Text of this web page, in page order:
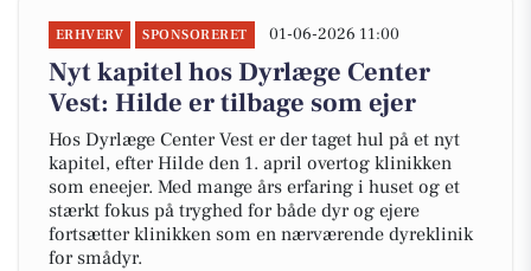
ERHVERV SPONSORERET 01-06-2026 11:00
Nyt kapitel hos Dyrlæge Center
Vest: Hilde er tilbage som ejer
Hos Dyrlæge Center Vest er der taget hul på et nyt
kapitel, efter Hilde den 1. april overtog klinikken
som eneejer. Med mange års erfaring i huset og et
stærkt fokus på tryghed for både dyr og ejere
fortsætter klinikken som en nærværende dyreklinik
for smådyr.